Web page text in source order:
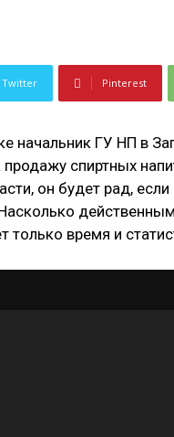
Twitter Pinterest
начальник ГУ НП в
спиртных
он будет рад,
только время и